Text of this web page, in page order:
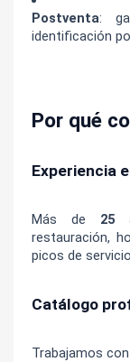
Postventa:
identificación
Por qué
Experiencia
Más de 25
restauración,
picos de
Catálogo
Trabajamos